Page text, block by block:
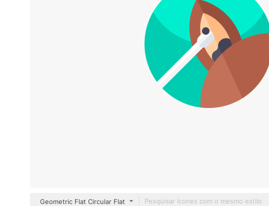
Geometric Flat Circular Flat